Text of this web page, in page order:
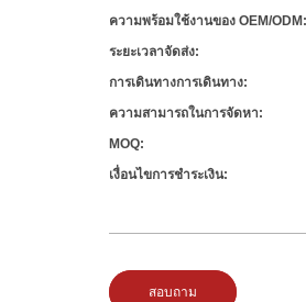
ความพร้อมใช้งานของ OEM/ODM:
ระยะเวลาจัดส่ง:
การเดินทางการเดินทาง:
ความสามารถในการจัดหา:
MOQ:
เงื่อนไขการชำระเงิน:
สอบถาม